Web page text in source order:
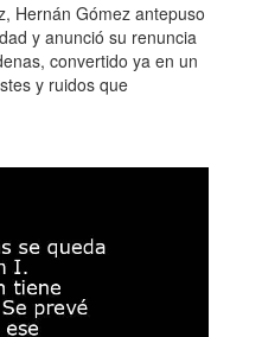
Hernán Gómez antepuso
y anunció su renuncia
convertido ya en un
y ruidos que